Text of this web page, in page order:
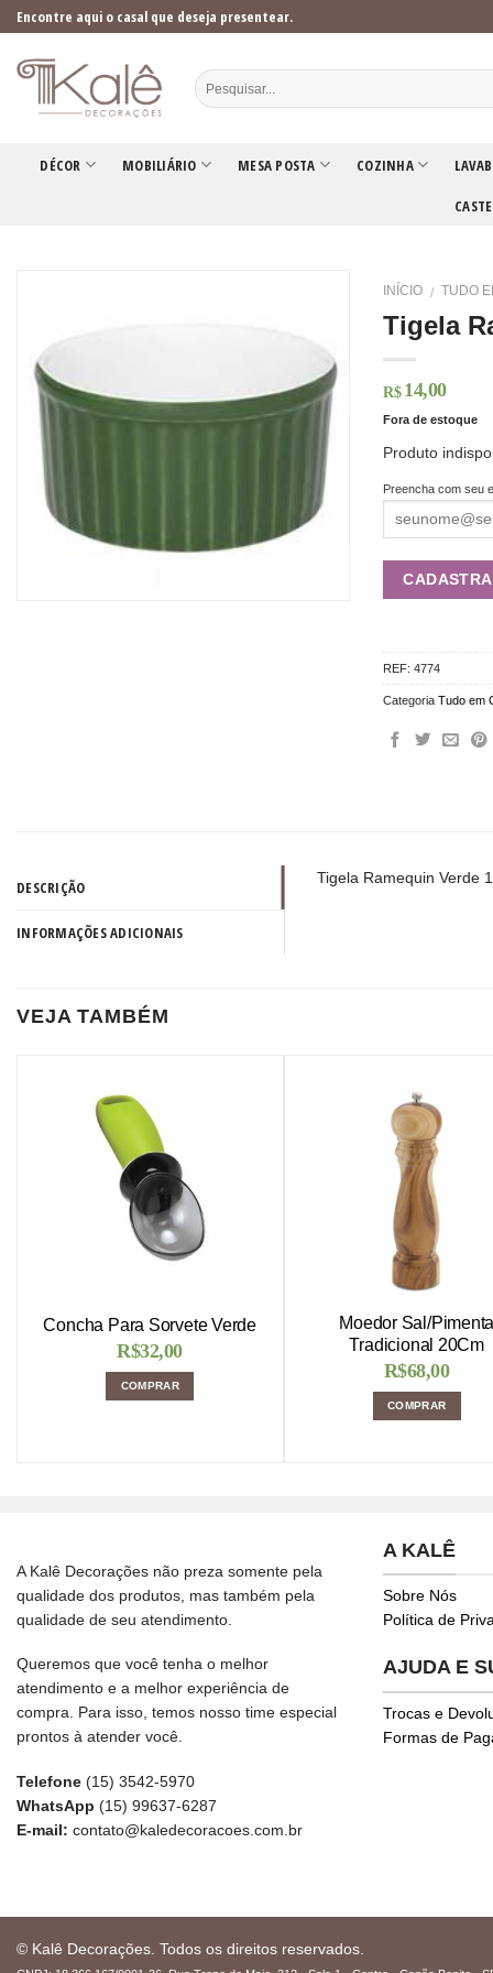
Skip
to
content
Encontre aqui o casal que deseja presentear.
DÉCOR MOBILIÁRIO MESA POSTA COZINHA
INÍCIO / TUDO
Tigela
R$ 14,00
Fora de estoque
Produto
Preencha com seu
REF:4774
CategoriaTudo em
DESCRIÇÃO
INFORMAÇÕES ADICIONAIS
Tigela Ramequin Verde
VEJA TAMBÉM
Concha Para Sorvete Verde
R$32,00
COMPRAR
Moedor Sal/
Tradicional 20Cm
R$68,00
COMPRAR
A Kalê Decorações não preza somente pela
qualidade dos produtos, mas também pela
qualidade de seu atendimento.
Queremos que você tenha o melhor
atendimento e a melhor experiência de
compra. Para isso, temos nosso time especial
prontos à atender você.
Telefone (15) 3542-5970
WhatsApp (15) 99637-6287
E-mail: contato@kaledecoracoes.com.br
A KALÊ
Sobre Nós
Política de
AJUDA E
Trocas e
Formas de
© Kalê Decorações. Todos os direitos reservados.